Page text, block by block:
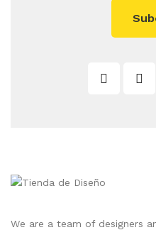
We are a team of designers